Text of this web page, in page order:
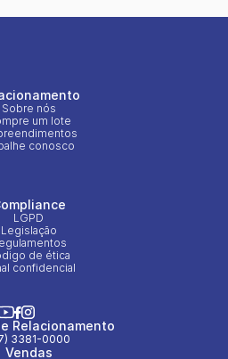
Sobre nós
um lote
conosco
LGPD
Legislação
de ética
confidencial
Relacionamento
3381-0000
Vendas